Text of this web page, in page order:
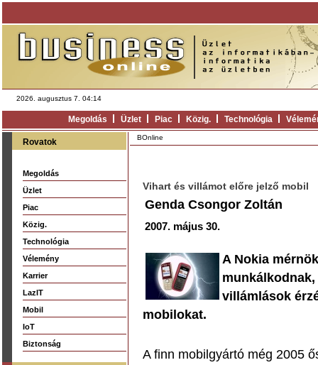
2026. augusztus 7. 04:14
Megoldás Üzlet Piac Közig. Technológia
Rovatok
Megoldás
Üzlet
Piac
Közig.
Technológia
Vélemény
Karrier
LazIT
Mobil
IoT
Biztonság
BOnline
Vihart és villámot előre jelző mobil
Genda Csongor Zoltán
2007. május 30.
A Nokia
villámlások
mobilokat.
A finn mobilgyártó még 2005